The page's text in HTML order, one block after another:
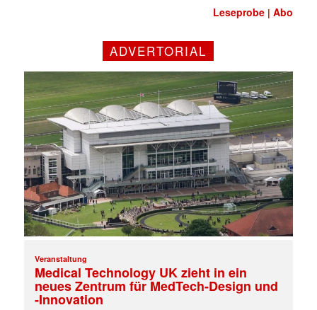
Leseprobe |Abo
ADVERTORIAL
Veranstaltung
Medical Technology UK zieht in ein
neues Zentrum für MedTech-Design und
-Innovation